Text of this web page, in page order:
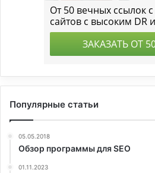
Популярные статьи
05.05.2018
Обзор программы для SEO
01.11.2023